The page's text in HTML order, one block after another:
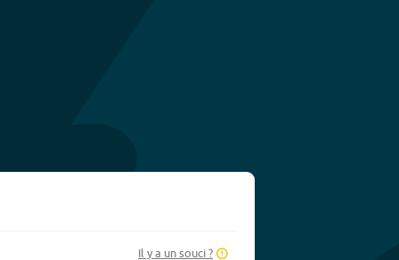
Il y a un souci ?